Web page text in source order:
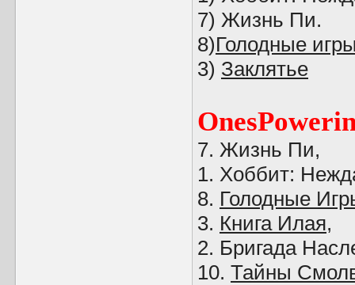
7) Жизнь Пи.
8)Голодные
3) Заклятье
7. Жизнь Пи,
1. Хоббит:
8. Голодные
3. Книга Илая,
2. Бригада
10. Тайны